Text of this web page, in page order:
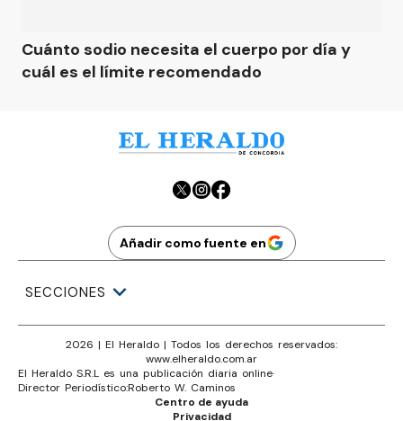
Cuánto sodio necesita el cuerpo por día y
cuál es el límite recomendado
Añadir como fuente en
SECCIONES
2026 | El Heraldo | Todos los derechos reservados:
www.elheraldo.com.ar
El Heraldo S.R.L es una publicación diaria online·
Director Periodístico:Roberto W. Caminos
Privacidad
Centro de ayuda